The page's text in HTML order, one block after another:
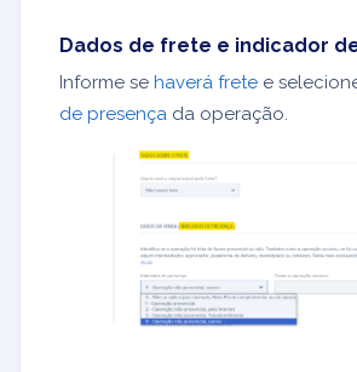
Dados de frete e indicador
Informe se haverá frete e
de presença da operação.